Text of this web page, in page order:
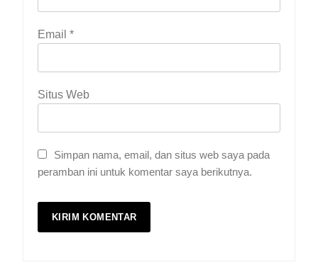
Email *
Situs Web
Simpan nama, email, dan situs web saya pada
peramban ini untuk komentar saya berikutnya.